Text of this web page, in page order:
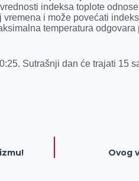
indeksa toplote
i može povećati
temperatura odgovara
Sutrašnji dan će trajati 15
Ovog